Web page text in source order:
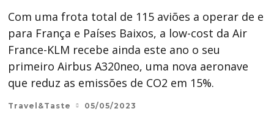
Com uma frota total de 115 aviões a operar de e
para França e Países Baixos, a low-cost da Air
France-KLM recebe ainda este ano o seu
primeiro Airbus A320neo, uma nova aeronave
que reduz as emissões de CO2 em 15%.
Travel&Taste 05/05/2023